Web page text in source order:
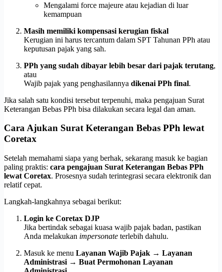
Mengalami force majeure atau kejadian di luar
kemampuan
Masih memiliki kompensasi kerugian fiskal
Kerugian ini harus tercantum dalam SPT Tahunan PPh atau
keputusan pajak yang sah.
PPh yang sudah dibayar lebih besar dari pajak terutang,
atau
Wajib pajak yang penghasilannya dikenai PPh final.
Jika salah satu kondisi tersebut terpenuhi, maka pengajuan Surat
Keterangan Bebas PPh bisa dilakukan secara legal dan aman.
Cara Ajukan Surat Keterangan Bebas PPh lewat
Coretax
Setelah memahami siapa yang berhak, sekarang masuk ke bagian
paling praktis: cara pengajuan Surat Keterangan Bebas PPh
lewat Coretax. Prosesnya sudah terintegrasi secara elektronik dan
relatif cepat.
Langkah-langkahnya sebagai berikut:
Login ke Coretax DJP
Jika bertindak sebagai kuasa wajib pajak badan, pastikan
Anda melakukan impersonate terlebih dahulu.
Masuk ke menu Layanan Wajib Pajak → Layanan
Administrasi → Buat Permohonan Layanan